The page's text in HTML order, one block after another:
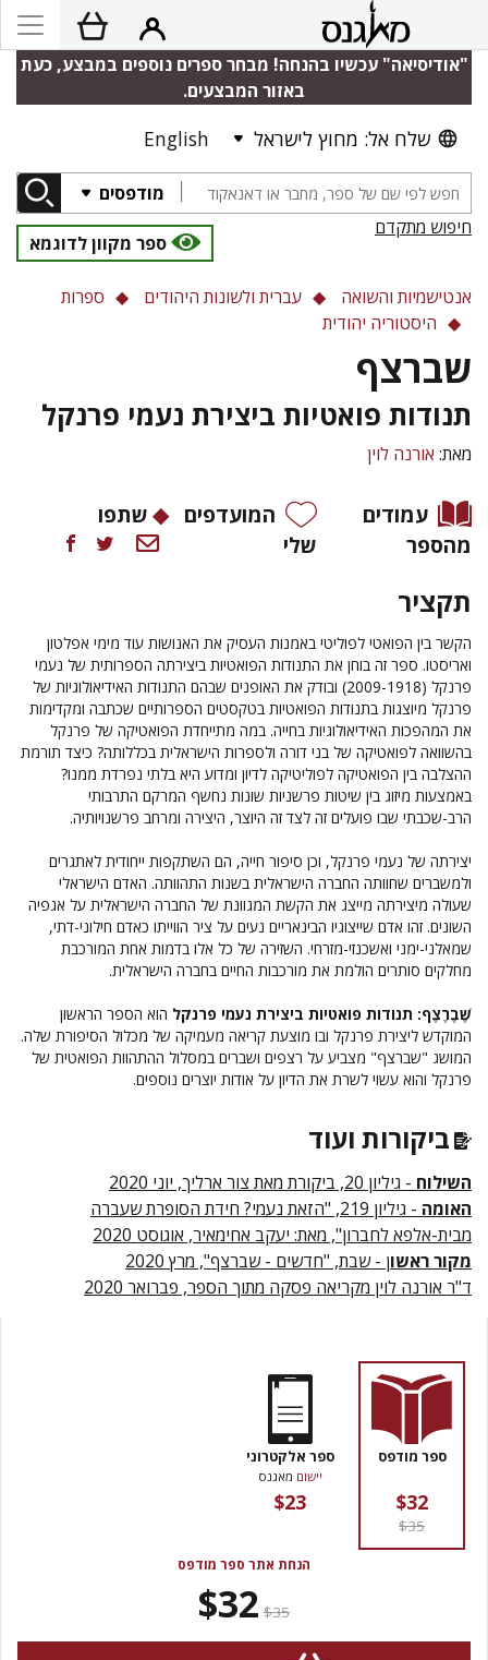
"אודיסיאה" עכשיו בהנחה! מבחר ספרים נוספים במבצע, כעת
באזור המבצעים.
שלח אל: מחוץ לישראל English
מודפסים
חיפוש מתקדם
ספר מקוון לדוגמא
אנטישמיות והשואה עברית ולשונות היהודים
ספרות
היסטוריה יהודית
שברצף
תנודות פואטיות ביצירת נעמי פרנקל
מאת: אורנה לוין
עמודים
מהספר
המועדפים
שלי
שתפו
תקציר
הקשר בין הפואטי לפוליטי באמנות העסיק את האנושות עוד מימי אפלטון
ואריסטו. ספר זה בוחן את התנודות הפואטיות ביצירתה הספרותית של נעמי
פרנקל (2009-1918) ובודק את האופנים שבהם התנודות האידיאולוגיות של
פרנקל מיוצגות בתנודות הפואטיות בטקסטים הספרותיים שכתבה ומקדימות
את המהפכות האידיאולוגיות בחייה. במה מתייחדת הפואטיקה של פרנקל
בהשוואה לפואטיקה של בני דורה ולספרות הישראלית בכללותה? כיצד תורמת
ההצלבה בין הפואטיקה לפוליטיקה לדיון ומדוע היא בלתי נפרדת ממנו?
באמצעות מיזוג בין שיטות פרשניות שונות נחשף המרקם התרבותי
הרב-שכבתי שבו פועלים זה לצד זה היוצר, היצירה ומרחב פרשנויותיה.
יצירתה של נעמי פרנקל, וכן סיפור חייה, הם השתקפות ייחודית לאתגרים
ולמשברים שחוותה החברה הישראלית בשנות התהוותה. האדם הישראלי
שעולה מיצירתה מייצג את הקשת המגוונת של החברה הישראלית על אגפיה
השונים. זהו אדם שייצוגיו הבינאריים נעים על ציר הווייתו כאדם חילוני-דתי,
שמאלני-ימני ואשכנזי-מזרחי. השזירה של כל אלו בדמות אחת המורכבת
מחלקים סותרים הולמת את מורכבות החיים בחברה הישראלית.
שֶׁבֶרֶצֶף: תנודות פואטיות ביצירת נעמי פרנקל הוא הספר הראשון
המוקדש ליצירת פרנקל ובו מוצעת קריאה מעמיקה של מכלול הסיפורת שלה.
המושג "שברצף" מצביע על רצפים ושברים במסלול ההתהוות הפואטית של
פרנקל והוא עשוי לשרת את הדיון על אודות יוצרים נוספים.
ביקורות ועוד
השילוח - גיליון 20, ביקורת מאת צור ארליך, יוני 2020
האומה
- גיליון 219, "הזאת נעמי? חידת הסופרת שעברה
מבית-אלפא לחברון", מאת: יעקב אחימאיר, אוגוסט 2020
מקור ראשון - שבת, "חדשים - שברצף", מרץ 2020
ד"ר אורנה לוין מקריאה פסקה מתוך הספר, פברואר 2020
ספר מודפס
$32
$35
ספר אלקטרוני
יישום מאגנס
$23
הנחת אתר ספר מודפס
$35
$32